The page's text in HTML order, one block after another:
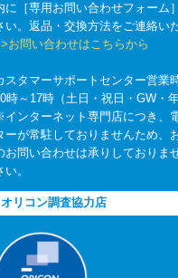
に［専用お問い合わせフォーム
い。返品・交換方法をご連絡い
お問い合わせはこちらから
スタマーサポートセンター営業
時～17時（土日・祝日・GW・
インターネット専門店につき、
ーが常駐しておりませんため、
お問い合わせは承りしておりま
い。
オリコン調査協力店